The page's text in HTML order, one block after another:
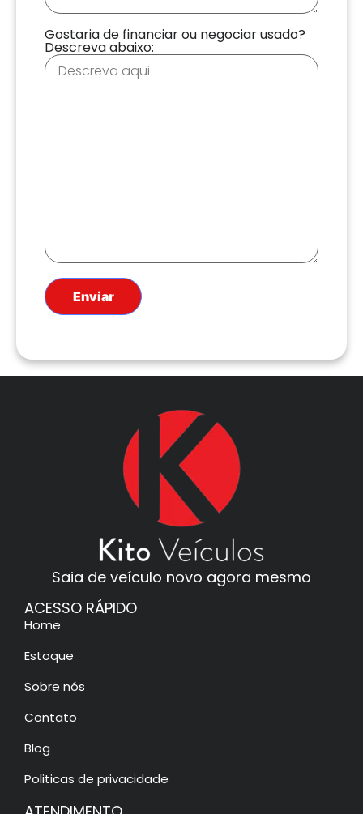
Gostaria de financiar ou negociar usado?
Descreva abaixo:
Saia de veículo novo agora mesmo
ACESSO RÁPIDO
Home
Estoque
Sobre nós
Contato
Blog
Politicas de privacidade